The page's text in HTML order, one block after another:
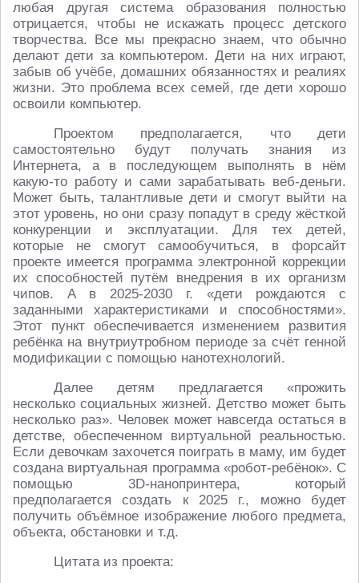
любая другая система образования полностью
отрицается, чтобы не искажать процесс детского
творчества. Все мы прекрасно знаем, что обычно
делают дети за компьютером. Дети на них играют,
забыв об учёбе, домашних обязанностях и реалиях
жизни. Это проблема всех семей, где дети хорошо
освоили компьютер.
Проектом предполагается, что дети
самостоятельно будут получать знания из
Интернета, а в последующем выполнять в нём
какую-то работу и сами зарабатывать веб-деньги.
Может быть, талантливые дети и смогут выйти на
этот уровень, но они сразу попадут в среду жёсткой
конкуренции и эксплуатации. Для тех детей,
которые не смогут самообучиться, в форсайт
проекте имеется программа электронной коррекции
их способностей путём внедрения в их организм
чипов. А в 2025-2030 г. «дети рождаются с
заданными характеристиками и способностями».
Этот пункт обеспечивается изменением развития
ребёнка на внутриутробном периоде за счёт генной
модификации с помощью нанотехнологий.
Далее детям предлагается «прожить
несколько социальных жизней. Детство может быть
несколько раз». Человек может навсегда остаться в
детстве, обеспеченном виртуальной реальностью.
Если девочкам захочется поиграть в маму, им будет
создана виртуальная программа «робот-ребёнок». С
помощью 3D-нанопринтера, который
предполагается создать к 2025 г., можно будет
получить объёмное изображение любого предмета,
объекта, обстановки и т.д.
Цитата из проекта: